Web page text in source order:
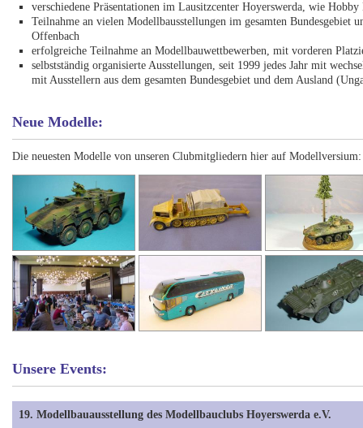
verschiedene Präsentationen im Lausitzcenter Hoyerswerda, wie
Teilnahme an vielen Modellbausstellungen im gesamten
Offenbach
erfolgreiche Teilnahme an Modellbauwettbewerben, mit vorderen
selbstständig organisierte Ausstellungen, seit 1999 jedes Jahr mit
mit Ausstellern aus dem gesamten Bundesgebiet und dem Ausland
Neue Modelle:
Die neuesten Modelle von unseren Clubmitgliedern hier auf Modellversium:
Unsere Events:
19. Modellbauausstellung des Modellbauclubs Hoyerswerda e.V.